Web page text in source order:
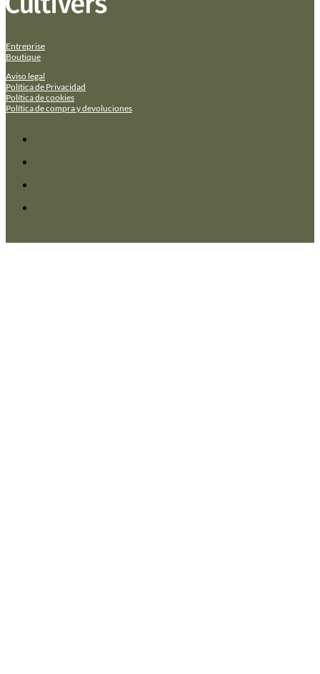
Entreprise
Boutique
Aviso legal
Política de Privacidad
Política de cookies
Política de compra y devoluciones